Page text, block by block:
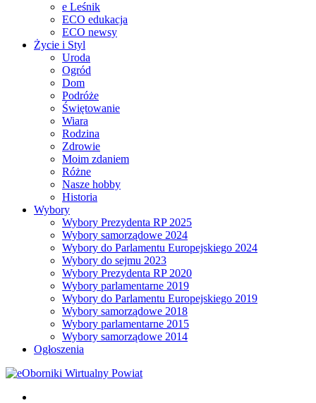
e Leśnik
ECO edukacja
ECO newsy
Życie i Styl
Uroda
Ogród
Dom
Podróże
Świętowanie
Wiara
Rodzina
Zdrowie
Moim zdaniem
Różne
Nasze hobby
Historia
Wybory
Wybory Prezydenta RP 2025
Wybory samorządowe 2024
Wybory do Parlamentu Europejskiego 2024
Wybory do sejmu 2023
Wybory Prezydenta RP 2020
Wybory parlamentarne 2019
Wybory do Parlamentu Europejskiego 2019
Wybory samorządowe 2018
Wybory parlamentarne 2015
Wybory samorządowe 2014
Ogłoszenia